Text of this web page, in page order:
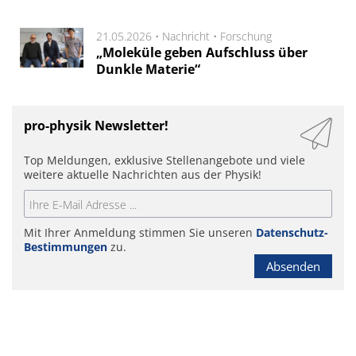
21.05.2026 • Nachricht • Forschung
„Moleküle geben Aufschluss über
Dunkle Materie“
pro-physik Newsletter!
Top Meldungen, exklusive Stellenangebote und viele
weitere aktuelle Nachrichten aus der Physik!
Mit Ihrer Anmeldung stimmen Sie unseren Datenschutz-
Bestimmungen zu.
Absenden